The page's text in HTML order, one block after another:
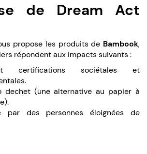
de Dream Act
propose les produits de Bambook,
répondent aux impacts suivants :
certifications sociétales et
dechet (une alternative au papier à
par des personnes éloignées de